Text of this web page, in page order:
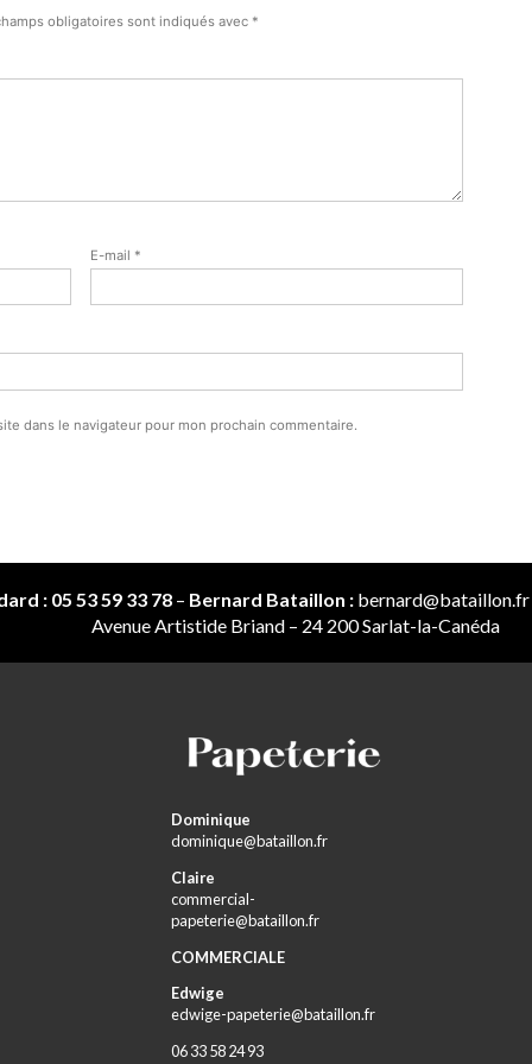
obligatoires sont indiqués avec *
E-mail *
dans le navigateur pour mon prochain commentaire.
: 05 53 59 33 78– Bernard Bataillon : bernard@bataillon.fr
Avenue Artistide Briand – 24 200 Sarlat-la-Canéda
Dominique
dominique@bataillon.fr
Claire
commercial-
papeterie@bataillon.fr
COMMERCIALE
Edwige
edwige-papeterie@bataillon.fr
06 33 58 24 93